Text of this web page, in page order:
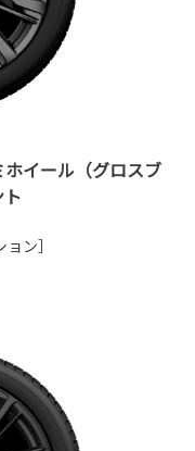
イール（グロスブ
ン］